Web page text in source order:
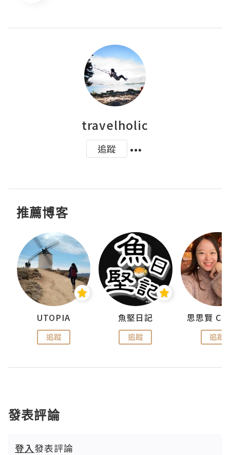
travelholic
追蹤
推薦博客
UTOPIA
追蹤
魚堅日記
追蹤 追蹤
發表評論
登入發表評論